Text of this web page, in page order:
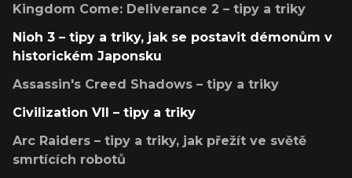
Kingdom Come: Deliverance 2 – tipy a triky
Nioh 3 – tipy a triky, jak se postavit démonům v
historickém Japonsku
Assassin's Creed Shadows – tipy a triky
Civilization VII – tipy a triky
Arc Raiders – tipy a triky, jak přežít ve světě
smrtících robotů